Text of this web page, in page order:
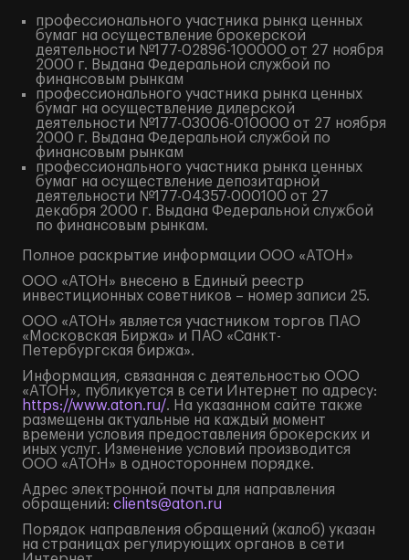
профессионального участника рынка ценных
бумаг на осуществление брокерской
деятельности №177-02896-100000 от 27 ноября
2000 г. Выдана Федеральной службой по
финансовым рынкам
профессионального участника рынка ценных
бумаг на осуществление дилерской
деятельности №177-03006-010000 от 27 ноября
2000 г. Выдана Федеральной службой по
финансовым рынкам
профессионального участника рынка ценных
бумаг на осуществление депозитарной
деятельности №177-04357-000100 от 27
декабря 2000 г. Выдана Федеральной службой
по финансовым рынкам.
Полное раскрытие информации ООО «АТОН»
ООО «АТОН» внесено в Единый реестр
инвестиционных советников – номер записи 25.
ООО «АТОН» является участником торгов ПАО
«Московская Биржа» и ПАО «Санкт-
Петербургская биржа».
Информация, связанная с деятельностью ООО
«АТОН», публикуется в сети Интернет по адресу:
https://www.aton.ru/. На указанном сайте также
размещены актуальные на каждый момент
времени условия предоставления брокерских и
иных услуг. Изменение условий производится
ООО «АТОН» в одностороннем порядке.
Адрес электронной почты для направления
обращений: clients@aton.ru
Порядок направления обращений (жалоб) указан
на страницах регулирующих органов в сети